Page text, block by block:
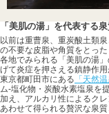
「美肌の湯」を代表する
以前は重曹泉、重炭酸土類
の不要な皮脂や角質をとっ
各地でみられる「美肌の湯
げて炎症を押さえる鎮静作用
東京都町田市にある 「天然
ム-塩化物・炭酸水素塩泉を
加え、アルカリ性によるク
あわせて得られる贅沢な泉質